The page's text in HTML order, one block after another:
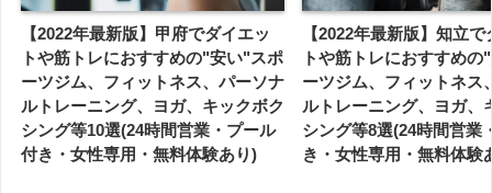
【2022年最新版】甲府でダイエッ
トや筋トレにおすすめの"安い"スポ
ーツジム、フィットネス、パーソナ
ルトレーニング、ヨガ、キックボク
シング等10選(24時間営業・プール
付き・女性専用・無料体験あり)
【2022年最新版】知立
トや筋トレにおすすめ
ーツジム、フィットネス
ルトレーニング、ヨガ、
シング等8選(24時間営業
き・女性専用・無料体験